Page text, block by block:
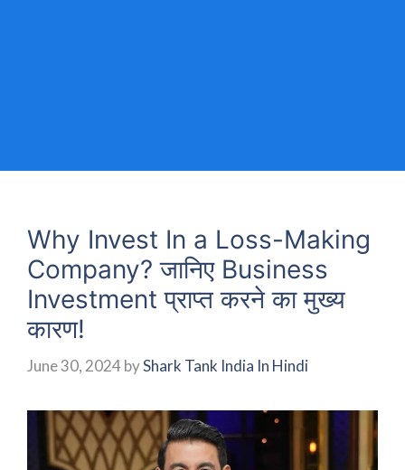
Why Invest In a Loss-Making
Company? जानिए Business
Investment प्राप्त करने का मुख्य
कारण!
June 30, 2024byShark Tank India In Hindi